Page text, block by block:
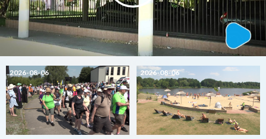
2026-08-06 2026-08-06